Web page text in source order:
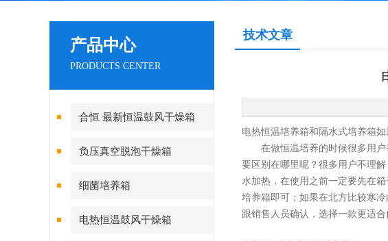
产品中心
PRODUCTS CENTER
合恒 最新恒温鼓风干燥箱
负压真空脱泡干燥箱
细菌培养箱
电热恒温鼓风干燥箱
技术文章
电热恒温培养箱和隔水式培养箱如
在做恒温培养的时候很多用
要区别在哪里呢？很多用户不理
水加热，在使用之前一定要先在
培养箱即可；如果在北方比较寒
跟销售人员确认，选择一款更适合